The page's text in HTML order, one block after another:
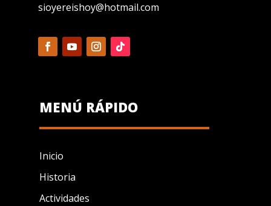
sioyereishoy@hotmail.com
MENÚ RÁPIDO
Inicio
Historia
Actividades